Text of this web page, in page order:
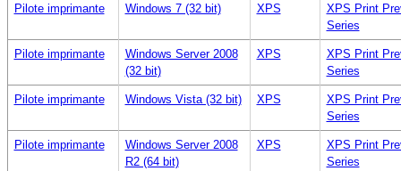
Pilote imprimante Windows 7 (32 bit) XPS
XPS Print
Series
Pilote imprimante
Windows Server 2008
(32 bit)
XPS
XPS Print
Series
Pilote imprimante Windows Vista (32 bit) XPS
XPS Print
Series
Pilote imprimante
Windows Server 2008
R2 (64 bit)
XPS
XPS Print
Series